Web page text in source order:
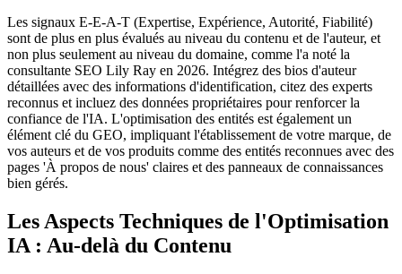
Les signaux E-E-A-T (Expertise, Expérience, Autorité, Fiabilité)
sont de plus en plus évalués au niveau du contenu et de l'auteur, et
non plus seulement au niveau du domaine, comme l'a noté la
consultante SEO Lily Ray en 2026. Intégrez des bios d'auteur
détaillées avec des informations d'identification, citez des experts
reconnus et incluez des données propriétaires pour renforcer la
confiance de l'IA. L'optimisation des entités est également un
élément clé du GEO, impliquant l'établissement de votre marque, de
vos auteurs et de vos produits comme des entités reconnues avec des
pages 'À propos de nous' claires et des panneaux de connaissances
bien gérés.
Les Aspects Techniques de l'Optimisation
IA : Au-delà du Contenu